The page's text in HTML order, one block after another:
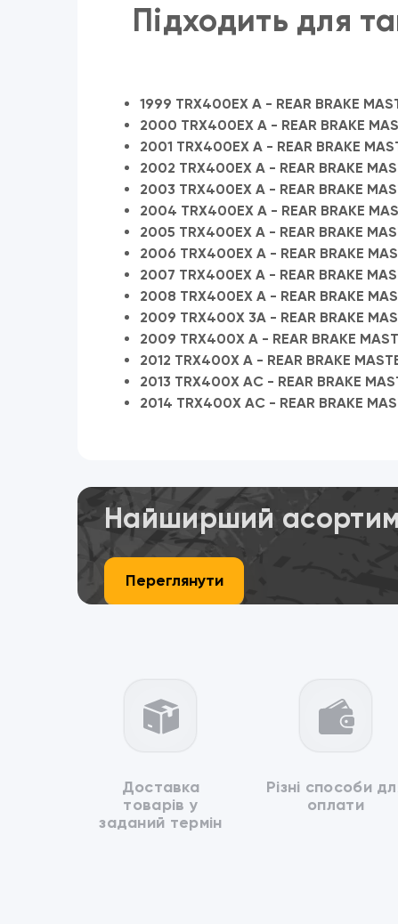
Підходить для
1999 TRX400EX A - REAR BRAKE
2000 TRX400EX A - REAR BRAKE
2001 TRX400EX A - REAR BRAKE
2002 TRX400EX A - REAR BRAKE
2003 TRX400EX A - REAR BRAKE
2004 TRX400EX A - REAR BRAKE
2005 TRX400EX A - REAR BRAKE
2006 TRX400EX A - REAR BRAKE
2007 TRX400EX A - REAR BRAKE
2008 TRX400EX A - REAR BRAKE
2009 TRX400X 3A - REAR BRAKE
2009 TRX400X A - REAR BRAKE
2012 TRX400X A - REAR BRAKE
2013 TRX400X AC - REAR BRAKE
2014 TRX400X AC - REAR BRAKE
Найширший
Переглянути
Доставка
товарів у
заданий термін
Різні способи
оплати